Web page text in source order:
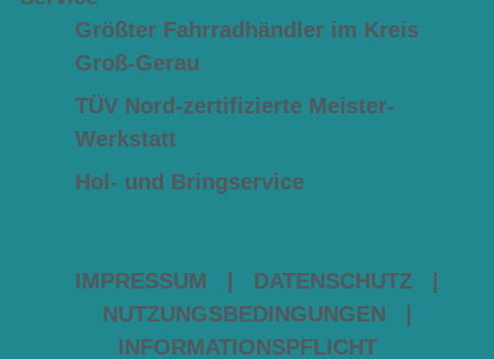
Größter Fahrradhändler im Kreis
Groß-Gerau
TÜV Nord-zertifizierte Meister-
Werkstatt
Hol- und Bringservice
IMPRESSUM DATENSCHUTZ
NUTZUNGSBEDINGUNGEN
INFORMATIONSPFLICHT